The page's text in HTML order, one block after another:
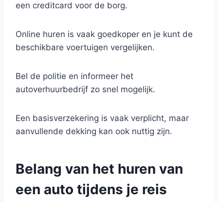
een creditcard voor de borg.
Online huren is vaak goedkoper en je kunt de
beschikbare voertuigen vergelijken.
Bel de politie en informeer het
autoverhuurbedrijf zo snel mogelijk.
Een basisverzekering is vaak verplicht, maar
aanvullende dekking kan ook nuttig zijn.
Belang van het huren van
een auto tijdens je reis